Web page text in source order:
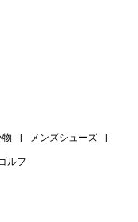
メンズシューズ
ルフ